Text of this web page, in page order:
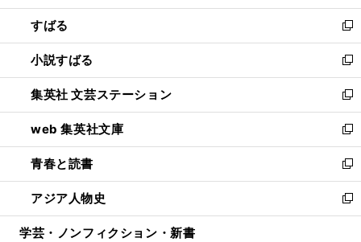
開
く
ウ
で
開
く
ン
ド
ウ
で
開
く
すばる
新
し
い
ウ
ィ
ン
ド
ウ
で
開
く
小説すばる
新
し
い
ウ
ィ
ン
ド
ウ
で
開
集英社 文芸ステーション
新
し
い
ウ
ィ
ン
ド
ウ
web 集英社文庫
新
し
い
ウ
ィ
ン
青春と読書
新
し
い
ウ
アジア人物史
新
し
学芸・ノンフィクション・新書